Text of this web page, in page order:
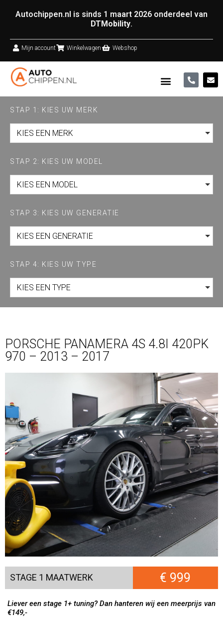
Autochippen.nl is sinds 1 maart 2026 onderdeel van
DTMobility.
Mijn account Winkelwagen Webshop
STAP 1: KIES UW MERK
KIES EEN MERK
STAP 2: KIES UW MODEL
KIES EEN MODEL
STAP 3: KIES UW GENERATIE
KIES EEN GENERATIE
STAP 4: KIES UW TYPE
KIES EEN TYPE
PORSCHE PANAMERA 4S 4.8I 420PK
970 – 2013 – 2017
STAGE 1 MAATWERK € 999
Liever een stage 1+ tuning? Dan hanteren wij een meerprijs van
€149,-